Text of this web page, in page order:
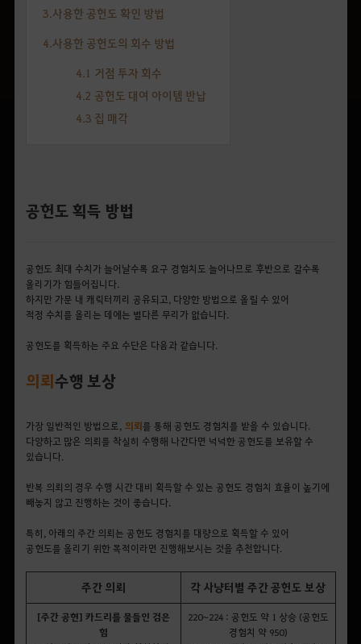
3.사용한 공헌도 확인 방법
4.사용한 공헌도의 회수 방법
4.1 거점 투자 회수
4.2 공헌도 대여 아이템 반납
4.3 집 매각
공헌도 획득 방법
공헌도 최대 수치가 늘어날수록 요구 경험치도 늘어나므로 후반으로 갈수록
올리기가 힘들어집니다.
하지만 가문 내 캐릭터끼리 공유되고, 다양한 방법으로 올릴 수 있어
적정 수치를 올리는 데에는 별다른 무리가 없습니다.
공헌도를 획득하는 주요 수단은 다음과 같습니다.
의뢰수행 보상
가장 일반적인 방법으로, 의뢰를 통해 공헌도 경험치를 받을 수 있습니다.
다양하고 많은 의뢰를 착실히 수행해 나간다면 넉넉한 공헌도를 보유할 수
있습니다.
반복 의뢰의 경우 수행 시간 대비 획득할 수 있는 공헌도 경험치 효율이 높기에
빼놓지 않고 진행하는 것이 좋습니다.
특히, 아래의 주간 의뢰는 공헌도 경험치를 대량으로 획득할 수 있어
공헌도를 올리기 위한 목적이라면 진행해보시는 것을 추천합니다.
주간 의뢰 각 사냥터별 주간 공헌도 보상
[주간 공헌] 카드리를 물들인 검은
힘
220~224 : 공헌도 약 1 상승 (공헌도
경험치 약 950)